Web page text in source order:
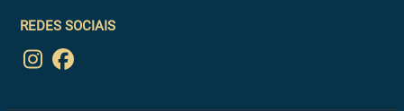
REDES SOCIAIS